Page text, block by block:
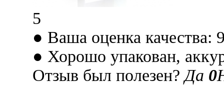
5
● Ваша оценка качества:
● Хорошо упакован,
Отзыв был полезен?Да 0